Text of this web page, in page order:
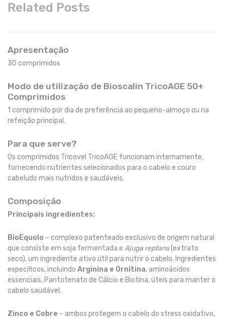
Related Posts
Apresentação
30 comprimidos
Modo de utilização de Bioscalin TricoAGE 50+
Comprimidos
1 comprimido por dia de preferência ao pequeno-almoço ou na
refeição principal.
Para que serve?
Os comprimidos Tricovel TricoAGE funcionam internamente,
fornecendo nutrientes selecionados para o cabelo e couro
cabeludo mais nutridos e saudáveis.
Composição
Principais ingredientes:
BioEquolo – complexo patenteado exclusivo de origem natural
que consiste em soja fermentada e Ajuga reptans(extrato
seco), um ingrediente ativo útil para nutrir o cabelo. Ingredientes
específicos, incluindo Arginina e Ornitina, aminoácidos
essenciais, Pantotenato de Cálcio e Biotina, úteis para manter o
cabelo saudável.
Zinco e Cobre – ambos protegem o cabelo do stress oxidativo,